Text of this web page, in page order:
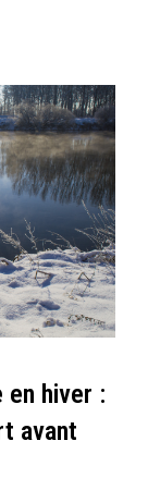
E
R
E
S
T
V
D
E
.
en hiver :
avant